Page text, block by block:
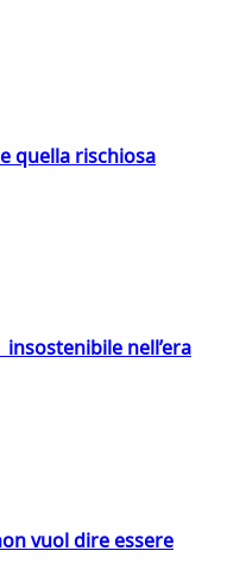
quella rischiosa
nell’era
vuol dire essere